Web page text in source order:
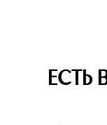
ЕСТЬ